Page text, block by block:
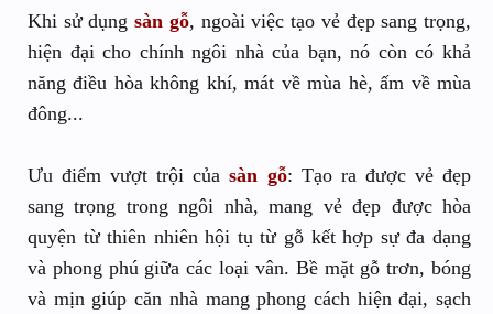
Khi sử dụngsàn gỗ, ngoài việc tạo vẻ đẹp sang trọng,
hiện đại cho chính ngôi nhà của bạn, nó còn có khả
năng điều hòa không khí, mát về mùa hè, ấm về mùa
đông...
Ưu điểm vượt trội củasàn gỗ: Tạo ra được vẻ đẹp
sang trọng trong ngôi nhà, mang vẻ đẹp được hòa
quyện từ thiên nhiên hội tụ từ gỗ kết hợp sự đa dạng
và phong phú giữa các loại vân. Bề mặt gỗ trơn, bóng
và mịn giúp căn nhà mang phong cách hiện đại, sạch